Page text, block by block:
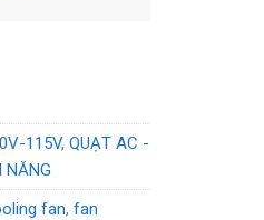
115V,QUẠT AC -
NĂNG
fan,fan